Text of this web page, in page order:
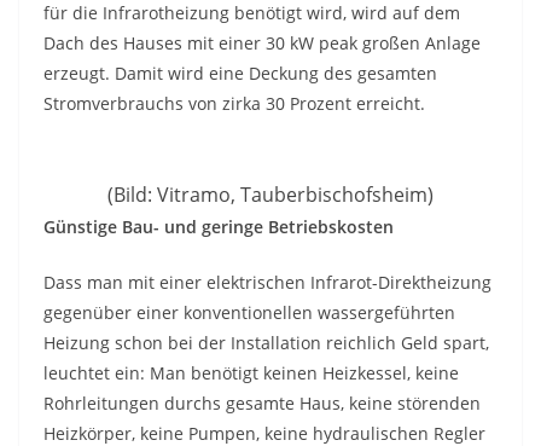
für die Infrarotheizung benötigt wird, wird auf dem
Dach des Hauses mit einer 30 kW peak großen Anlage
erzeugt. Damit wird eine Deckung des gesamten
Stromverbrauchs von zirka 30 Prozent erreicht.
(Bild: Vitramo, Tauberbischofsheim)
Günstige Bau- und geringe Betriebskosten
Dass man mit einer elektrischen Infrarot-Direktheizung
gegenüber einer konventionellen wassergeführten
Heizung schon bei der Installation reichlich Geld spart,
leuchtet ein: Man benötigt keinen Heizkessel, keine
Rohrleitungen durchs gesamte Haus, keine störenden
Heizkörper, keine Pumpen, keine hydraulischen Regler